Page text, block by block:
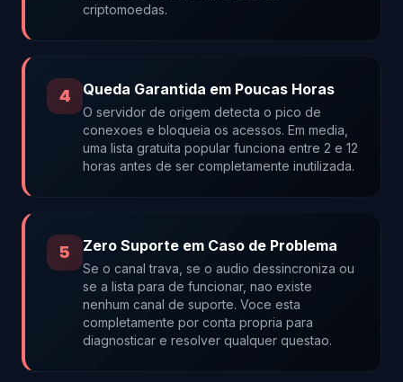
criptomoedas.
4 Queda Garantida em Poucas Horas
O servidor de origem detecta o pico de
conexoes e bloqueia os acessos. Em media,
uma lista gratuita popular funciona entre 2 e 12
horas antes de ser completamente inutilizada.
5 Zero Suporte em Caso de Problema
Se o canal trava, se o audio dessincroniza ou
se a lista para de funcionar, nao existe
nenhum canal de suporte. Voce esta
completamente por conta propria para
diagnosticar e resolver qualquer questao.